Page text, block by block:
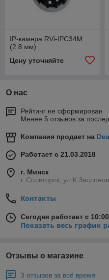
IP-камера RVi-IPC34M
(2.8 мм)
Цену уточняйте
О нас
Рейтинг не сформирован
Менее 5 отзывов за
Компания продает на
Работает с 21.03.2018
г. Минск
г. Солигорск,
Контакты
Сегодня работает с
Показать весь график
Отзывы о магазине
3 отзывов за всё время